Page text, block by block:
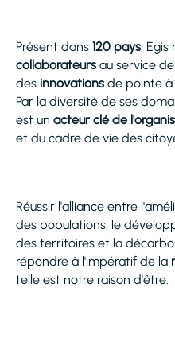
Présent dans 120 pays, Egis
collaborateurs au service
des innovations de pointe à
Par la diversité de ses
est un acteur clé de
et du cadre de vie des
Réussir l'alliance entre
des populations, le
des territoires et la
répondre à l'impératif de la
telle est notre raison d'être.